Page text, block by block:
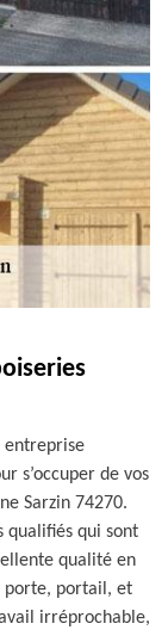
entreprise
s’occuper de vos
Sarzin 74270.
qualifiés qui sont
qualité en
porte, portail, et
irréprochable,